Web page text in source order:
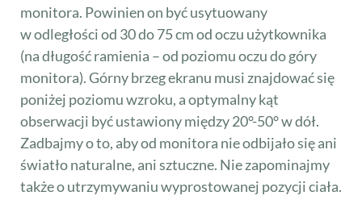
monitora. Powinien on być usytuowany
w odległości od 30 do 75 cm od oczu użytkownika
(na długość ramienia – od poziomu oczu do góry
monitora). Górny brzeg ekranu musi znajdować się
poniżej poziomu wzroku, a optymalny kąt
obserwacji być ustawiony między 20°-50° w dół.
Zadbajmy o to, aby od monitora nie odbijało się ani
światło naturalne, ani sztuczne. Nie zapominajmy
także o utrzymywaniu wyprostowanej pozycji ciała.